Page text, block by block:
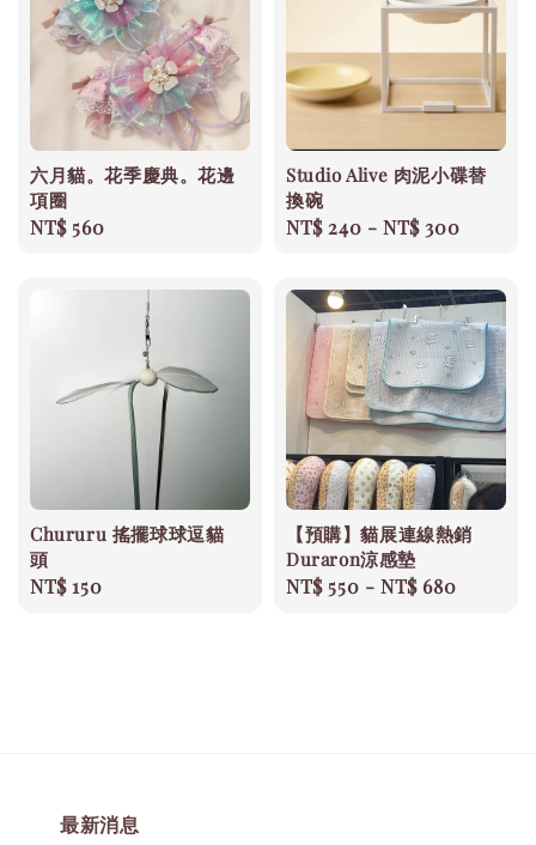
六月貓。花季慶典。花邊
項圈
Regular
NT$ 560
Studio Alive 肉泥小碟替
換碗
Regular
NT$ 240 -NT$ 300
Chururu 搖擺球球逗貓
頭
Regular
NT$ 150
【預購】貓展連線熱銷
Duraron涼感墊
Regular
NT$ 550 -NT$ 680
最新消息